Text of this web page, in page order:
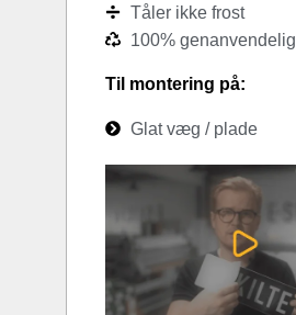
Tåler ikke frost
100% genanvendelig
Til montering på:
Glat væg / plade